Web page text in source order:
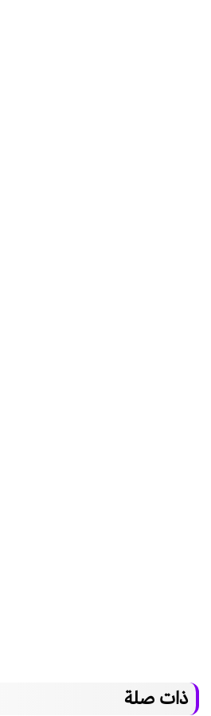
ذات صلة